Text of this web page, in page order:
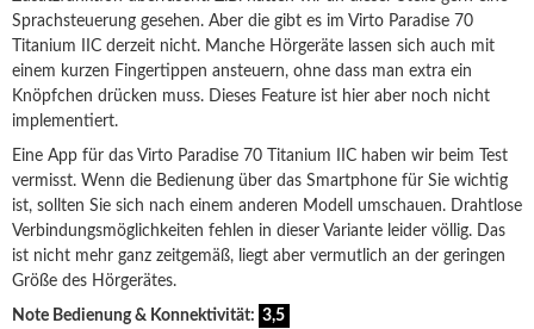
Sprachsteuerung gesehen. Aber die gibt es im Virto Paradise 70
Titanium IIC derzeit nicht. Manche Hörgeräte lassen sich auch mit
einem kurzen Fingertippen ansteuern, ohne dass man extra ein
Knöpfchen drücken muss. Dieses Feature ist hier aber noch nicht
implementiert.
Eine App für das Virto Paradise 70 Titanium IIC haben wir beim Test
vermisst. Wenn die Bedienung über das Smartphone für Sie wichtig
ist, sollten Sie sich nach einem anderen Modell umschauen. Drahtlose
Verbindungsmöglichkeiten fehlen in dieser Variante leider völlig. Das
ist nicht mehr ganz zeitgemäß, liegt aber vermutlich an der geringen
Größe des Hörgerätes.
Note Bedienung & Konnektivität: 3,5